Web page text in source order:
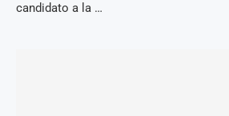
candidato a la …